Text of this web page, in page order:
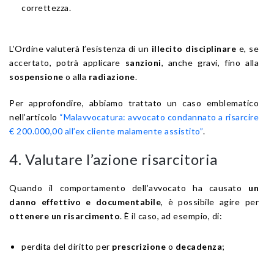
correttezza.
L’Ordine valuterà l’esistenza di un illecito disciplinare e, se
accertato, potrà applicare sanzioni, anche gravi, fino alla
sospensione o alla radiazione.
Per approfondire, abbiamo trattato un caso emblematico
nell’articolo “Malavvocatura: avvocato condannato a risarcire
€ 200.000,00 all’ex cliente malamente assistito”.
4. Valutare l’azione risarcitoria
Quando il comportamento dell’avvocato ha causato un
danno effettivo e documentabile, è possibile agire per
ottenere un risarcimento. È il caso, ad esempio, di:
perdita del diritto per prescrizione o decadenza;